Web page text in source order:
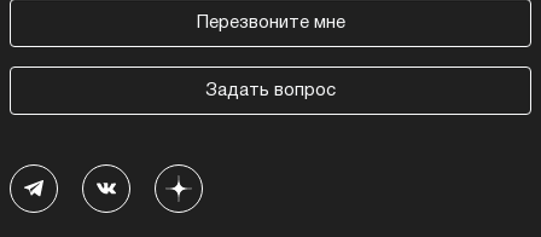
Перезвоните мне
Задать вопрос